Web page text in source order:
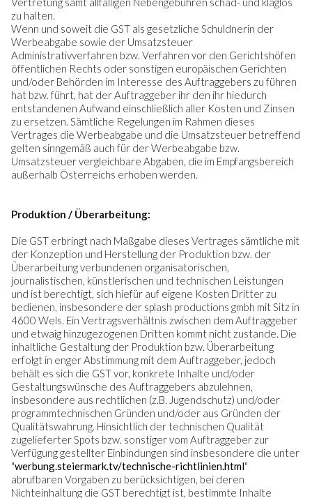
zu halten.
Wenn und soweit die GST als gesetzliche Schuldnerin der
Werbeabgabe sowie der Umsatzsteuer
Administrativverfahren bzw. Verfahren vor den Gerichtshöfen
öffentlichen Rechts oder sonstigen europäischen Gerichten
und/oder Behörden im Interesse des Auftraggebers zu führen
hat bzw. führt, hat der Auftraggeber ihr den ihr hiedurch
entstandenen Aufwand einschließlich aller Kosten und Zinsen
zu ersetzen. Sämtliche Regelungen im Rahmen dieses
Vertrages die Werbeabgabe und die Umsatzsteuer betreffend
gelten sinngemäß auch für der Werbeabgabe bzw.
Umsatzsteuer vergleichbare Abgaben, die im Empfangsbereich
außerhalb Österreichs erhoben werden.
Produktion / Überarbeitung:
Die GST erbringt nach Maßgabe dieses Vertrages sämtliche mit
der Konzeption und Herstellung der Produktion bzw. der
Überarbeitung verbundenen organisatorischen,
journalistischen, künstlerischen und technischen Leistungen
und ist berechtigt, sich hiefür auf eigene Kosten Dritter zu
bedienen, insbesondere der splash productions gmbh mit Sitz in
4600 Wels. Ein Vertragsverhältnis zwischen dem Auftraggeber
und etwaig hinzugezogenen Dritten kommt nicht zustande. Die
inhaltliche Gestaltung der Produktion bzw. Überarbeitung
erfolgt in enger Abstimmung mit dem Auftraggeber, jedoch
behält es sich die GST vor, konkrete Inhalte und/oder
Gestaltungswünsche des Auftraggebers abzulehnen,
insbesondere aus rechtlichen (z.B. Jugendschutz) und/oder
programmtechnischen Gründen und/oder aus Gründen der
Qualitätswahrung. Hinsichtlich der technischen Qualität
zugelieferter Spots bzw. sonstiger vom Auftraggeber zur
Verfügung gestellter Einbindungen sind insbesondere die unter
"werbung.steiermark.tv/technische-richtlinien.html"
abrufbaren Vorgaben zu berücksichtigen, bei deren
Nichteinhaltung die GST berechtigt ist, bestimmte Inhalte